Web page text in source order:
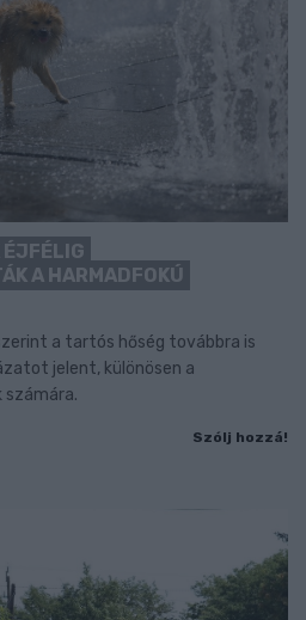
ÉJFÉLIG
A HARMADFOKÚ
a tartós hőség továbbra is
jelent, különösen a
Szólj hozzá!